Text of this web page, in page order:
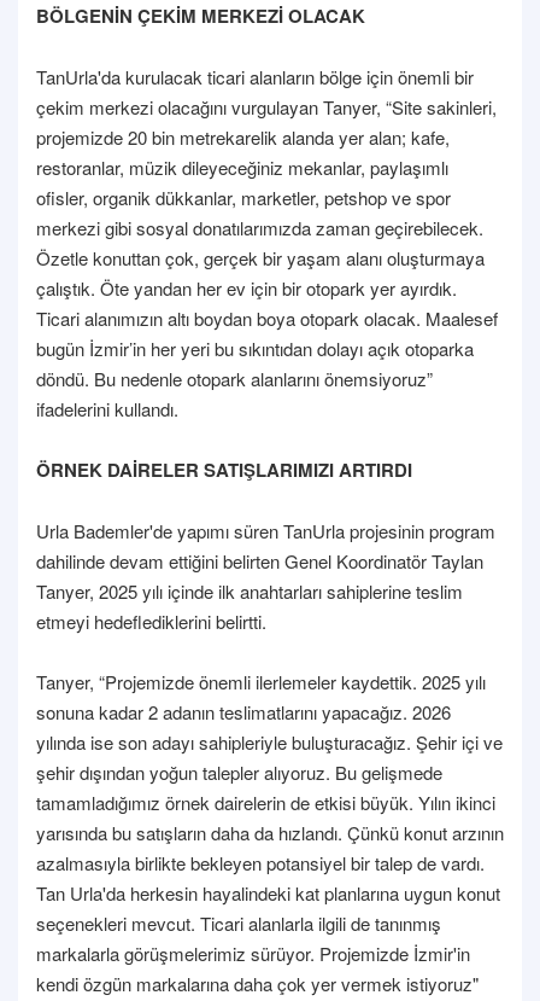
BÖLGENİN ÇEKİM MERKEZİ OLACAK
TanUrla'da kurulacak ticari alanların bölge için önemli bir
çekim merkezi olacağını vurgulayan Tanyer, “Site sakinleri,
projemizde 20 bin metrekarelik alanda yer alan; kafe,
restoranlar, müzik dileyeceğiniz mekanlar, paylaşımlı
ofisler, organik dükkanlar, marketler, petshop ve spor
merkezi gibi sosyal donatılarımızda zaman geçirebilecek.
Özetle konuttan çok, gerçek bir yaşam alanı oluşturmaya
çalıştık. Öte yandan her ev için bir otopark yer ayırdık.
Ticari alanımızın altı boydan boya otopark olacak. Maalesef
bugün İzmir’in her yeri bu sıkıntıdan dolayı açık otoparka
döndü. Bu nedenle otopark alanlarını önemsiyoruz”
ifadelerini kullandı.
ÖRNEK DAİRELER SATIŞLARIMIZI ARTIRDI
Urla Bademler'de yapımı süren TanUrla projesinin program
dahilinde devam ettiğini belirten Genel Koordinatör Taylan
Tanyer, 2025 yılı içinde ilk anahtarları sahiplerine teslim
etmeyi hedeflediklerini belirtti.
Tanyer, “Projemizde önemli ilerlemeler kaydettik. 2025 yılı
sonuna kadar 2 adanın teslimatlarını yapacağız. 2026
yılında ise son adayı sahipleriyle buluşturacağız. Şehir içi ve
şehir dışından yoğun talepler alıyoruz. Bu gelişmede
tamamladığımız örnek dairelerin de etkisi büyük. Yılın ikinci
yarısında bu satışların daha da hızlandı. Çünkü konut arzının
azalmasıyla birlikte bekleyen potansiyel bir talep de vardı.
Tan Urla'da herkesin hayalindeki kat planlarına uygun konut
seçenekleri mevcut. Ticari alanlarla ilgili de tanınmış
markalarla görüşmelerimiz sürüyor. Projemizde İzmir'in
kendi özgün markalarına daha çok yer vermek istiyoruz"